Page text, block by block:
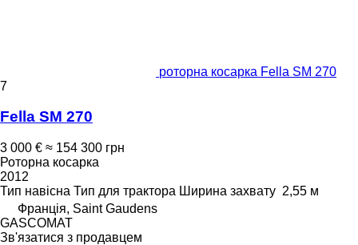
роторна косарка Fella SM 270
7
Fella SM 270
3 000 € ≈ 154 300 грн
Роторна косарка
2012
Тип навісна Тип для трактора Ширина захвату 2,55 м
Франція, Saint Gaudens
GASCOMAT
Зв'язатися з продавцем